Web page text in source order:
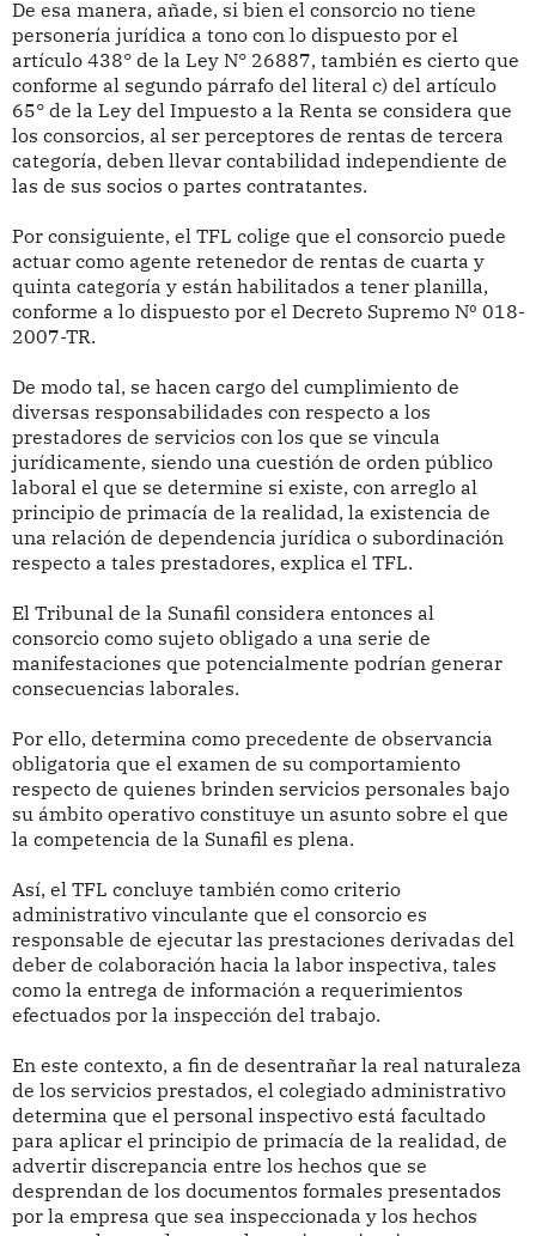
De esa manera, añade, si bien el consorcio no tiene
personería jurídica a tono con lo dispuesto por el
artículo 438° de la Ley N° 26887, también es cierto que
conforme al segundo párrafo del literal c) del artículo
65° de la Ley del Impuesto a la Renta se considera que
los consorcios, al ser perceptores de rentas de tercera
categoría, deben llevar contabilidad independiente de
las de sus socios o partes contratantes.
Por consiguiente, el TFL colige que el consorcio puede
actuar como agente retenedor de rentas de cuarta y
quinta categoría y están habilitados a tener planilla,
conforme a lo dispuesto por el Decreto Supremo Nº 018-
2007-TR.
De modo tal, se hacen cargo del cumplimiento de
diversas responsabilidades con respecto a los
prestadores de servicios con los que se vincula
jurídicamente, siendo una cuestión de orden público
laboral el que se determine si existe, con arreglo al
principio de primacía de la realidad, la existencia de
una relación de dependencia jurídica o subordinación
respecto a tales prestadores, explica el TFL.
El Tribunal de la Sunafil considera entonces al
consorcio como sujeto obligado a una serie de
manifestaciones que potencialmente podrían generar
consecuencias laborales.
Por ello, determina como precedente de observancia
obligatoria que el examen de su comportamiento
respecto de quienes brinden servicios personales bajo
su ámbito operativo constituye un asunto sobre el que
la competencia de la Sunafil es plena.
Así, el TFL concluye también como criterio
administrativo vinculante que el consorcio es
responsable de ejecutar las prestaciones derivadas del
deber de colaboración hacia la labor inspectiva, tales
como la entrega de información a requerimientos
efectuados por la inspección del trabajo.
En este contexto, a fin de desentrañar la real naturaleza
de los servicios prestados, el colegiado administrativo
determina que el personal inspectivo está facultado
para aplicar el principio de primacía de la realidad, de
advertir discrepancia entre los hechos que se
desprendan de los documentos formales presentados
por la empresa que sea inspeccionada y los hechos